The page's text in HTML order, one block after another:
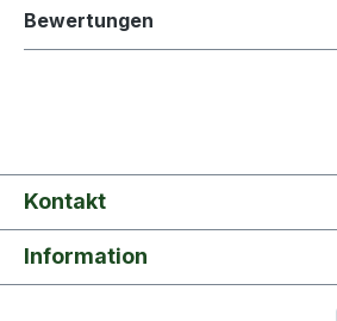
Bewertungen
Kontakt
Information